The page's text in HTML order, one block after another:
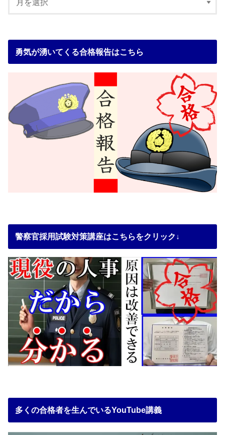
勇気が湧いてくる合格報告はこちら
警察官採用試験対策講座はこちらをクリック↓
多くの合格者を生んでいるYouTube講義